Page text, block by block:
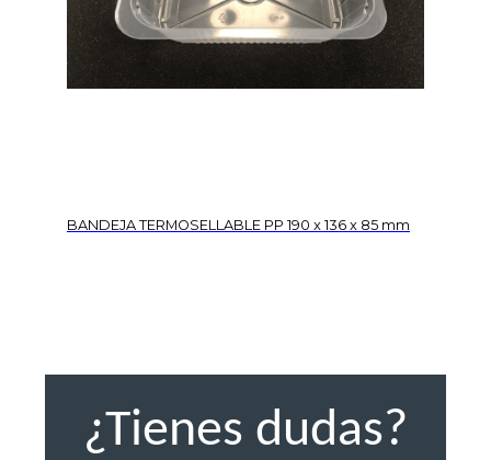
BANDEJA TERMOSELLABLE PP 190 x 136 x 85 mm
¿Tienes dudas?